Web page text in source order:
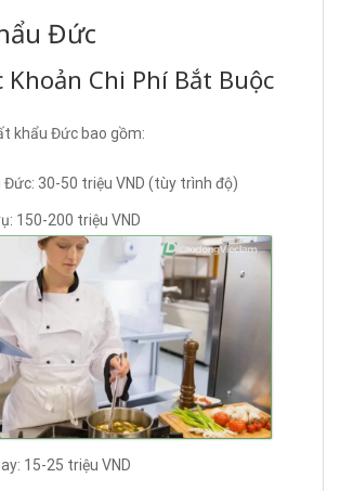
Đức
Khoản Chi Phí Bắt Buộc
khẩu Đức bao gồm:
Đức: 30-50 triệu VND (tùy trình độ)
150-200 triệu VND
15-25 triệu VND